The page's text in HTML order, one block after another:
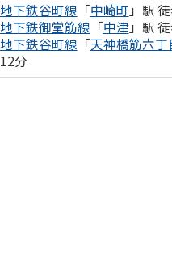
地下鉄谷町線 「中崎町 」駅
地下鉄御堂筋線 「中津」駅
地下鉄谷町線 「天神橋筋六丁
12分